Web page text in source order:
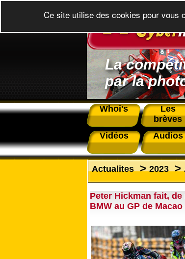
La
par la
Whoi's
Les
brèves
Vidéos
Audios
Actualites>2023>
Peter Hickman fait,
BMW au GP de Macao
Ce site utilise des cookies pour vous